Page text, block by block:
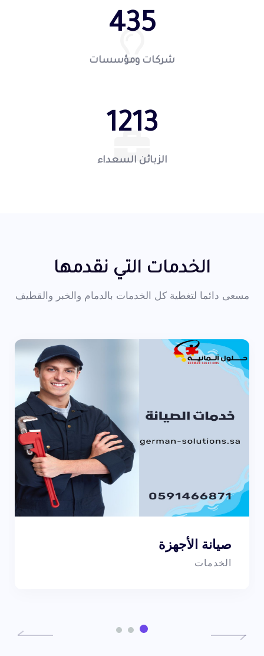
435
شركات ومؤسسات
1213
الزبائن السعداء
الخدمات التي نقدمها
مسعى دائما لتغطية كل الخدمات بالدمام والخبر والقطيف
صيانة الأجهزة
الخدمات